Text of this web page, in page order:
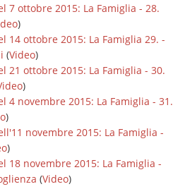
7 ottobre 2015: La Famiglia - 28.
)
14 ottobre 2015: La Famiglia 29. -
(Video)
21 ottobre 2015: La Famiglia - 30.
)
4 novembre 2015: La Famiglia - 31.
)
novembre 2015: La Famiglia -
)
18 novembre 2015: La Famiglia -
(Video)